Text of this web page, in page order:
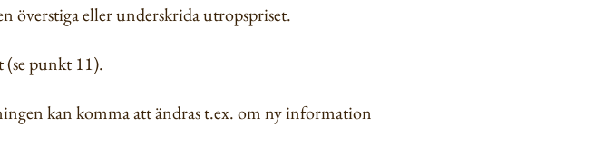
överstiga eller underskrida utropspriset.
(se punkt 11).
kan komma att ändras t.ex. om ny information